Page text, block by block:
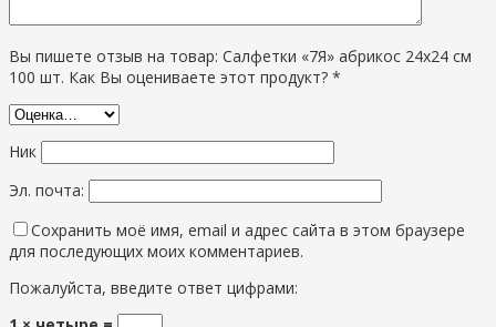
Вы пишете отзыв на товар: Салфетки «7Я» абрикос 24х24 см
100 шт. Как Вы оцениваете этот продукт? *
Ник
Эл. почта:
Сохранить моё имя, email и адрес сайта в этом браузере
для последующих моих комментариев.
Пожалуйста, введите ответ цифрами: